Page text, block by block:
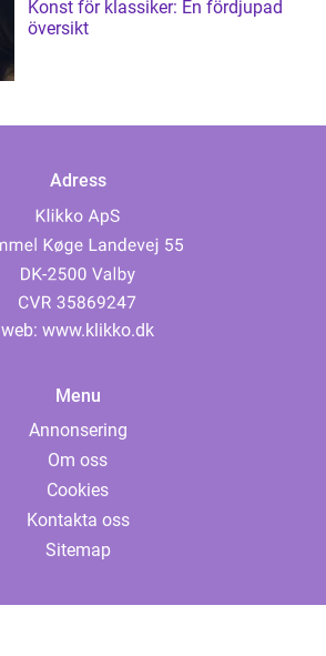
Konst för klassiker: En fördjupad
översikt
Adress
web: www.klikko.dk
Menu
Annonsering
Om oss
Cookies
Kontakta oss
Sitemap